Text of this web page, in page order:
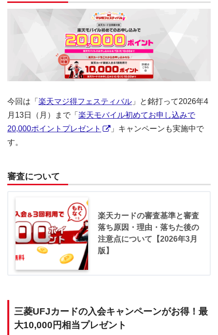
今回は「 楽天マジ得フェスティバル 」と銘打って2026年4
月13日（月）まで「 楽天モバイル初めてお申し込みで
20,000ポイントプレゼント
」キャンペーンも実施中で
す。
審査について
楽天カードの審査基準と審査
落ち原因・理由・落ちた後の
注意点について【2026年3月
版】
三菱UFJカードの入会キャンペーンがお得！最
大10,000円相当プレゼント